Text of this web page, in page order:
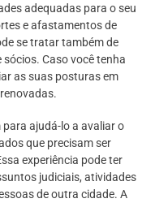
adequadas para o seu
e afastamentos de
se tratar também de
Caso você tenha
as suas posturas em
ajudá-lo a avaliar o
que precisam ser
experiência pode ter
judiciais, atividades
de outra cidade. A